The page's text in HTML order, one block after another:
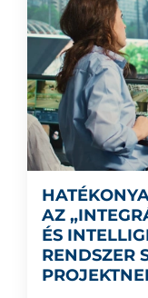
AZ
ÉS
RENDSZER